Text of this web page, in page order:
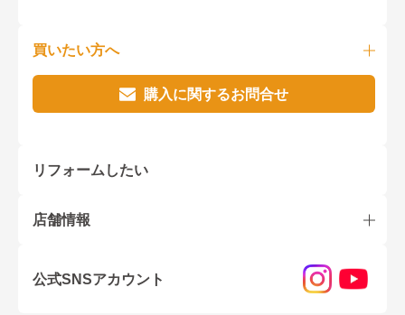
買いたい方へ
購入に関するお問合せ
リフォームしたい
店舗情報
公式SNSアカウント